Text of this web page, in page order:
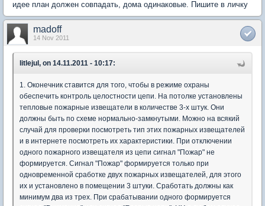
идее план должен совпадать, дома одинаковые. Пишите в личку
madoff
14 Nov 2011
litlejul, on 14.11.2011 - 10:17:
1. Оконечник ставится для того, чтобы в режиме охраны
обеспечить контроль целостности цепи. На потолке установлены
тепловые пожарные извещатели в количестве 3-х штук. Они
должны быть по схеме нормально-замкнутыми. Можно на всякий
случай для проверки посмотреть тип этих пожарных извещателей
и в интернете посмотреть их характеристики. При отключении
одного пожарного извещателя из цепи сигнал "Пожар" не
формируется. Сигнал "Пожар" формируется только при
одновременной сработке двух пожарных извещателей, для этого
их и установлено в помещении 3 штуки. Сработать должны как
минимум два из трех. При срабатывании одного формируется